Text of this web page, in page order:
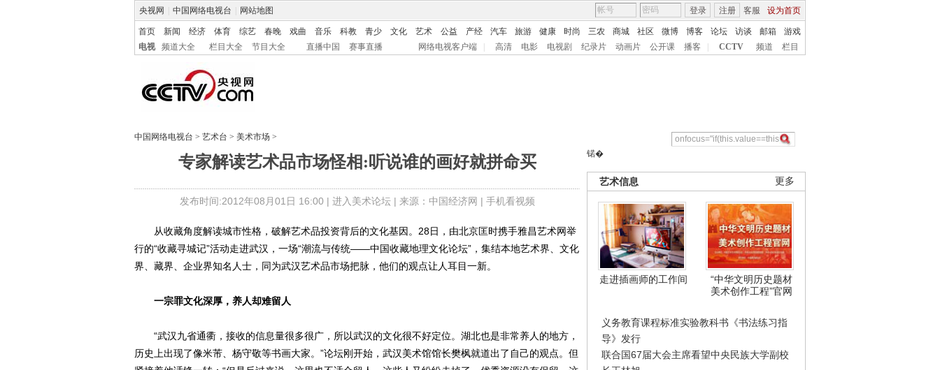
央视网 中国网络电视台 网站地图 客服 设为首页
登录 注册
首页 新闻 经济 体育 综艺 春晚 戏曲 音乐 科教 青少 文化 艺术 公益 产经 汽车 旅游 健康 时尚 三农 商城 社区 微博 博客 论坛 访谈 邮箱
游戏
电视
频道大全 栏目大全 节目大全 直播中国 赛事直播 网络电视客户端 高清 电影 电视剧 纪录片 动画片 公开课 播客 CCTV 频道 栏目
中国网络电视台 > 艺术台 > 美术市场 >
专家解读艺术品市场怪相:听说谁的画好就拼命买
发布时间:2012年08月01日 16:00 | 进入美术论坛| 来源：中国经济网 | 手机看视频
锘�
更多
艺术信息
走进插画师的工作间
“中华文明历史题材
美术创作工程”官网
义务教育课程标准实验教科书《书法练习指
导》发行
联合国67届大会主席看望中央民族大学副校
从收藏角度解读城市性格，破解艺术品投资背后的文化基因。28日，由北京匡时携手雅昌艺术网举
行的“收藏寻城记”活动走进武汉，一场“潮流与传统——中国收藏地理文化论坛”，集结本地艺术界、文化
界、藏界、企业界知名人士，同为武汉艺术品市场把脉，他们的观点让人耳目一新。
一宗罪文化深厚，养人却难留人
“武汉九省通衢，接收的信息量很多很广，所以武汉的文化很不好定位。湖北也是非常养人的地方，
历史上出现了像米芾、杨守敬等书画大家。”论坛刚开始，武汉美术馆馆长樊枫就道出了自己的观点。但